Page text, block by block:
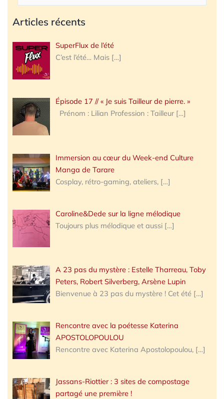
Articles récents
SuperFlux de l’été
C’est l’été… Mais […]
Épisode 17 // « Je suis Tailleur de pierre. »
Prénom : Lilian Profession : Tailleur […]
Immersion au cœur du Week-end Culture
Manga de Tarare
Cosplay, rétro-gaming, ateliers, […]
Caroline&Dede sur la ligne mélodique
Toujours plus mélodique et aussi […]
A 23 pas du mystère : Estelle Tharreau, Toby
Peters, Robert Silverberg, Arsène Lupin
Bienvenue à 23 pas du mystère ! Cet été […]
Rencontre avec la poétesse Katerina
APOSTOLOPOULOU
Rencontre avec Katerina Apostolopoulou, […]
Jassans-Riottier : 3 sites de compostage
partagé une première !